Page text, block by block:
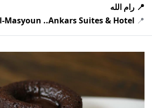
📍 رام الله
📍
Masyoun ..Ankars Suites & Hotel